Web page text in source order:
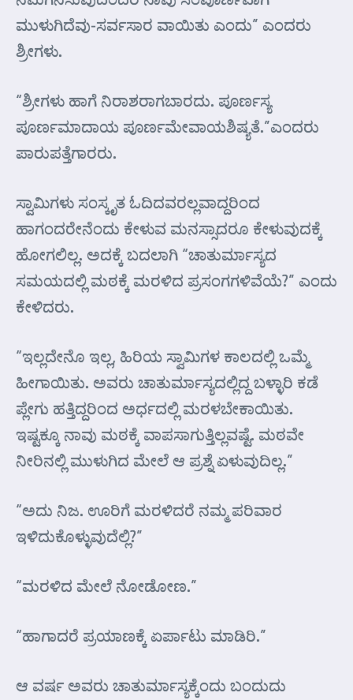
ಮುಳುಗಿದೆವು-ಸರ್ವಸಾರ ವಾಯಿತು ಎಂದು” ಎಂದರು
ಶ್ರೀಗಳು.
“ಶ್ರೀಗಳು ಹಾಗೆ ನಿರಾಶರಾಗಬಾರದು. ಪೂರ್ಣಸ್ಯ
ಪೂರ್ಣಮಾದಾಯ ಪೂರ್ಣಮೇವಾಯಶಿಷ್ಯತೆ.”ಎಂದರು
ಪಾರುಪತ್ತೆಗಾರರು.
ಸ್ವಾಮಿಗಳು ಸಂಸ್ಕೃತ ಓದಿದವರಲ್ಲವಾದ್ದರಿಂದ
ಹಾಗಂದರೇನೆಂದು ಕೇಳುವ ಮನಸ್ಸಾದರೂ ಕೇಳುವುದಕ್ಕೆ
ಹೋಗಲಿಲ್ಲ. ಅದಕ್ಕೆ ಬದಲಾಗಿ “ಚಾತುರ್ಮಾಸ್ಯದ
ಸಮಯದಲ್ಲಿ ಮಠಕ್ಕೆ ಮರಳಿದ ಪ್ರಸಂಗಗಳಿವೆಯೆ?” ಎಂದು
ಕೇಳಿದರು.
“ಇಲ್ಲದೇನೊ ಇಲ್ಲ, ಹಿರಿಯ ಸ್ವಾಮಿಗಳ ಕಾಲದಲ್ಲಿ ಒಮ್ಮೆ
ಹೀಗಾಯಿತು. ಅವರು ಚಾತುರ್ಮಾಸ್ಯದಲ್ಲಿದ್ದ ಬಳ್ಳಾರಿ ಕಡೆ
ಪ್ಲೇಗು ಹತ್ತಿದ್ದರಿಂದ ಅರ್ಧದಲ್ಲಿ ಮರಳಬೇಕಾಯಿತು.
ಇಷ್ಟಕ್ಕೂ ನಾವು ಮಠಕ್ಕೆ ವಾಪಸಾಗುತ್ತಿಲ್ಲವಷ್ಟೆ. ಮಠವೇ
ನೀರಿನಲ್ಲಿ ಮುಳುಗಿದ ಮೇಲೆ ಆ ಪ್ರಶ್ನೆ ಏಳುವುದಿಲ್ಲ.”
“ಅದು ನಿಜ. ಊರಿಗೆ ಮರಳಿದರೆ ನಮ್ಮ ಪರಿವಾರ
ಇಳಿದುಕೊಳ್ಳುವುದೆಲ್ಲಿ?”
“ಮರಳಿದ ಮೇಲೆ ನೋಡೋಣ.”
“ಹಾಗಾದರೆ ಪ್ರಯಾಣಕ್ಕೆ ಏರ್ಪಾಟು ಮಾಡಿರಿ.”
ಆ ವರ್ಷ ಅವರು ಚಾತುರ್ಮಾಸ್ಯಕ್ಕೆಂದು ಬಂದುದು